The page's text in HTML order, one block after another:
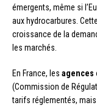
émergents, même si
aux hydrocarbures.
croissance de la
les marchés.
En France, les agences
(Commission de
tarifs réglementés,